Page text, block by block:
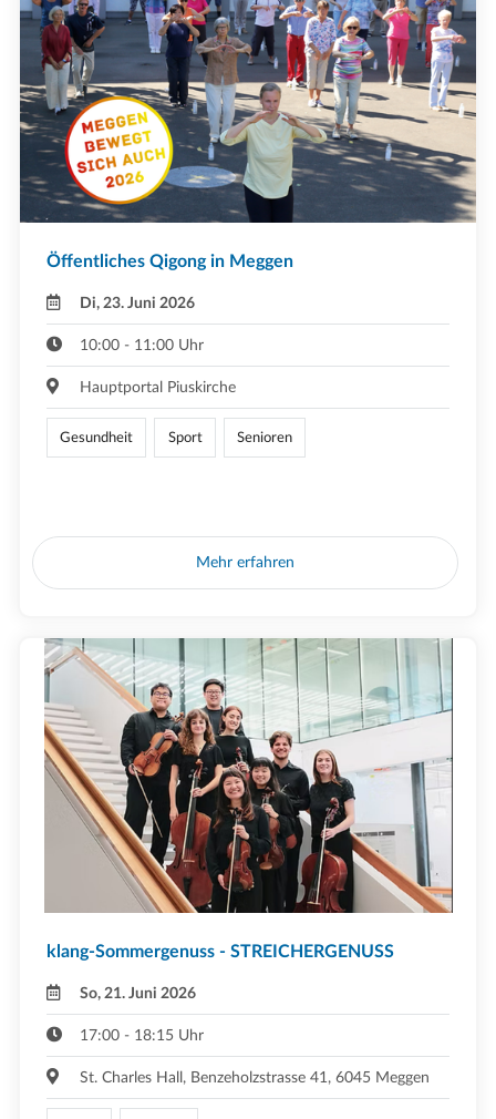
Öffentliches Qigong in Meggen
Di, 23. Juni 2026
10:00 - 11:00 Uhr
Hauptportal Piuskirche
Gesundheit Sport Senioren
Mehr erfahren
klang-Sommergenuss - STREICHERGENUSS
So, 21. Juni 2026
17:00 - 18:15 Uhr
St. Charles Hall, Benzeholzstrasse 41, 6045 Meggen